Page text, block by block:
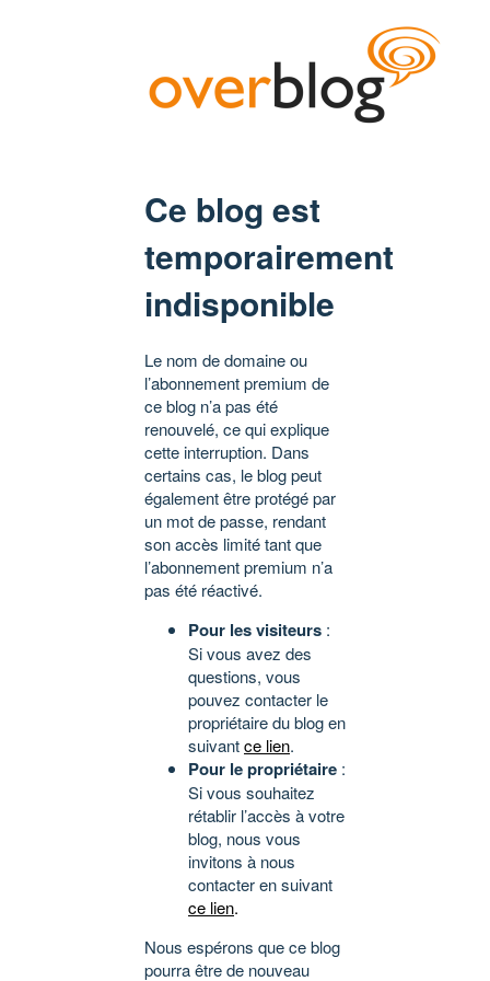
Ce blog est
temporairement
indisponible
Le nom de domaine ou
l’abonnement premium de
ce blog n’a pas été
renouvelé, ce qui explique
cette interruption. Dans
certains cas, le blog peut
également être protégé par
un mot de passe, rendant
son accès limité tant que
l’abonnement premium n’a
pas été réactivé.
Pour les visiteurs :
Si vous avez des
questions, vous
pouvez contacter le
propriétaire du blog en
suivantce lien.
Pour le propriétaire :
Si vous souhaitez
rétablir l’accès à votre
blog, nous vous
invitons à nous
contacter en suivant
ce lien.
Nous espérons que ce blog
pourra être de nouveau